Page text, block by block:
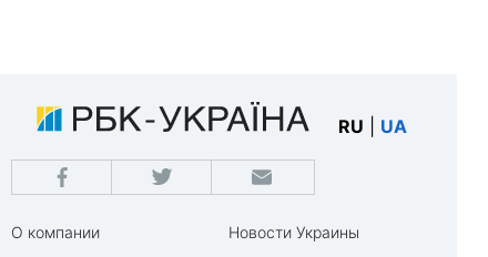
RU UA
О компании
Новости Украины